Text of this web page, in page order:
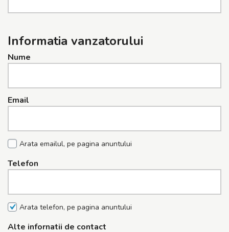
Informatia vanzatorului
Nume
Email
Arata emailul, pe pagina anuntului
Telefon
Arata telefon, pe pagina anuntului
Alte infornatii de contact